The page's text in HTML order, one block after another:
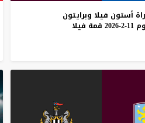
أستون فيلا وبرايتون
11-2-2026 قمة فيلا